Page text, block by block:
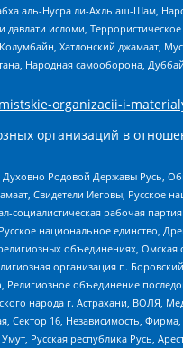
аль-Нусра ли-Ахль аш-Шам,
исломи,
Хатлонский джамаат,
Народная самооборона,
organizacii-i-
организаций в
Родовой Державы
Свидетели Иеговы, Русское
социалистическая рабочая
национальное единство,
объединениях,
организация п.
объединение
народа г. Астрахани, ВОЛЯ,
Сектор 16, Независимость,
Русская республика Русь,